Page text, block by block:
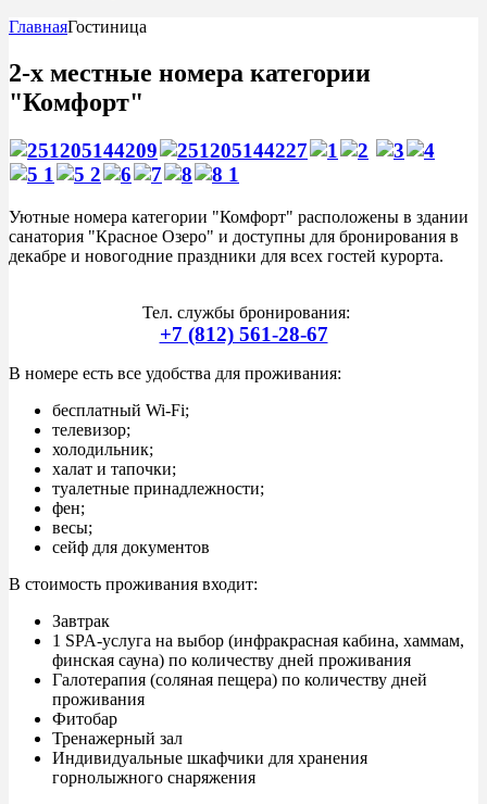
ГлавнаяГостиница
2-х местные номера категории
"Комфорт"
Уютные номера категории "Комфорт" расположены в здании
санатория "Красное Озеро" и доступны для бронирования в
декабре и новогодние праздники для всех гостей курорта.
Тел. службы бронирования:
+7 (812) 561-28-67
В номере есть все удобства для проживания:
бесплатный Wi-Fi;
телевизор;
холодильник;
халат и тапочки;
туалетные принадлежности;
фен;
весы;
сейф для документов
В стоимость проживания входит:
Завтрак
1 SPA-услуга на выбор (инфракрасная кабина, хаммам,
финская сауна) по количеству дней проживания
Галотерапия (соляная пещера) по количеству дней
проживания
Фитобар
Тренажерный зал
Индивидуальные шкафчики для хранения
горнолыжного снаряжения